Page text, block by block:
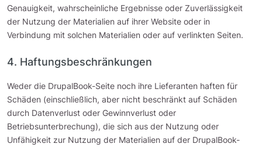
Genauigkeit, wahrscheinliche Ergebnisse oder Zuverlässigkeit
der Nutzung der Materialien auf ihrer Website oder in
Verbindung mit solchen Materialien oder auf verlinkten Seiten.
4. Haftungsbeschränkungen
Weder die DrupalBook-Seite noch ihre Lieferanten haften für
Schäden (einschließlich, aber nicht beschränkt auf Schäden
durch Datenverlust oder Gewinnverlust oder
Betriebsunterbrechung), die sich aus der Nutzung oder
Unfähigkeit zur Nutzung der Materialien auf der DrupalBook-